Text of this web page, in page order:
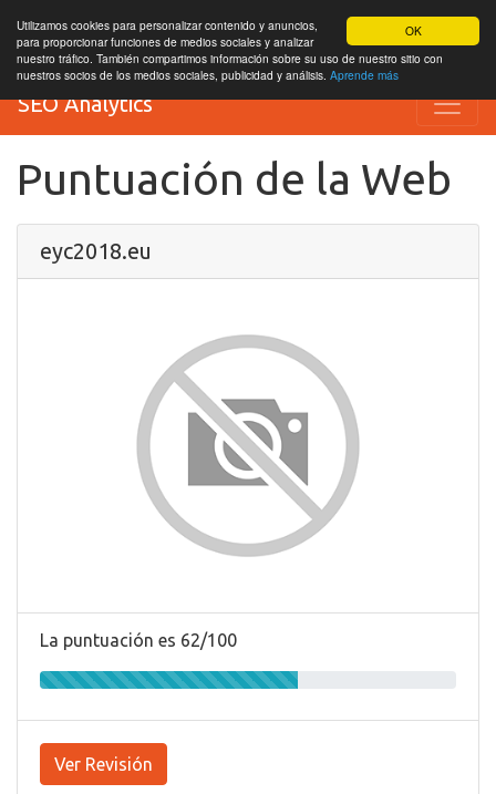
OK
Utilizamos cookies para personalizar contenido y anuncios,
para proporcionar funciones de medios sociales y analizar
nuestro tráfico. También compartimos información sobre su uso de nuestro sitio con
nuestros socios de los medios sociales, publicidad y análisis. Aprende más
SEO Analytics
Puntuación de la Web
eyc2018.eu
La puntuación es 62/100
Ver Revisión